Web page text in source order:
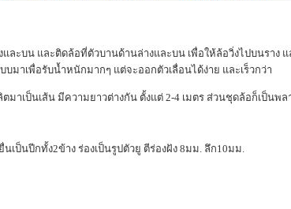
และบน และติดล้อที่ตัวบานด้านล่างและบน เพื่อให้ล้อวิ่งไปบนรา
มาเพื่อรับน้ำหนักมากๆ แต่จะออกตัวเลื่อนได้ง่าย และเร็วกว่า
มาเป็นเส้น มีความยาวต่างกัน ตั้งแต่ 2-4 เมตร ส่วนชุดล้อก็เป็นพ
เป็นปีกทั้ง2ข้าง ร่องเป็นรูปตัวยู ตีร่องฝัง 8มม. ลึก10มม.